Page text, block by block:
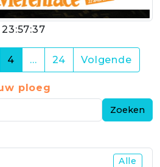
23:57:37
4(current)
… 24 Volgende
ploeg
Zoeken
Alle